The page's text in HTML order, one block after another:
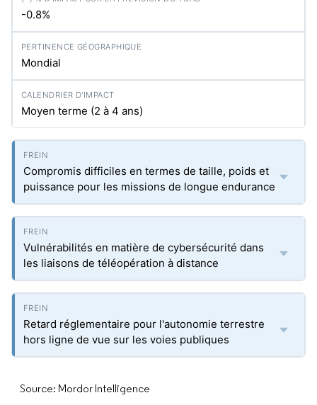
-0.8%
Mondial
Moyen terme (2 à 4 ans)
Compromis difficiles en termes de taille, poids et
puissance pour les missions de longue endurance
Vulnérabilités en matière de cybersécurité dans
les liaisons de téléopération à distance
Retard réglementaire pour l'autonomie terrestre
hors ligne de vue sur les voies publiques
Source: Mordor Intelligence